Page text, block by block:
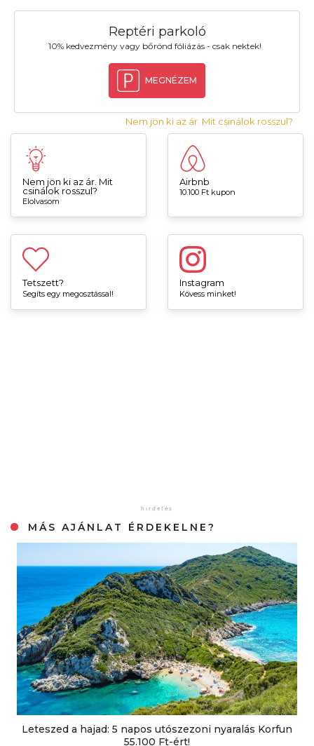
Reptéri parkoló
10% kedvezmény vagy bőrönd fóliázás - csak nektek!
MEGNÉZEM
Nem jön ki az ár. Mit csinálok rosszul?
Nem jön ki az ár. Mit
csinálok rosszul?
Elolvasom
Airbnb
10.100 Ft kupon
Tetszett?
Segíts egy megosztással!
Instagram
Kövess minket!
MÁS AJÁNLAT ÉRDEKELNE?
Leteszed a hajad: 5 napos utószezoni nyaralás Korfun
55.100 Ft-ért!